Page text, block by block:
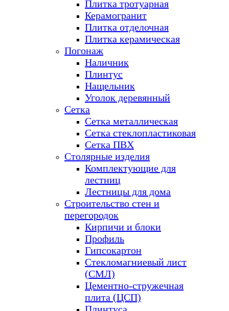
Плитка тротуарная
Керамогранит
Плитка отделочная
Плитка керамическая
Погонаж
Наличник
Плинтус
Нащельник
Уголок деревянный
Сетка
Сетка металлическая
Сетка стеклопластиковая
Сетка ПВХ
Столярные изделия
Комплектующие для
лестниц
Лестницы для дома
Строительство стен и
перегородок
Кирпичи и блоки
Профиль
Гипсокартон
Стекломагниевый лист
(СМЛ)
Цементно-стружечная
плита (ЦСП)